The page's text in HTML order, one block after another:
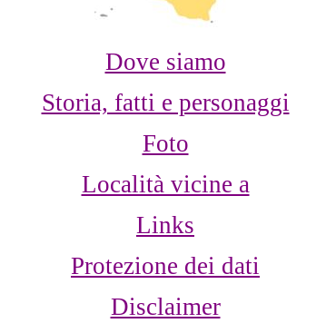
Dove siamo
Storia, fatti e personaggi
Foto
Località vicine a
Links
Protezione dei dati
Disclaimer